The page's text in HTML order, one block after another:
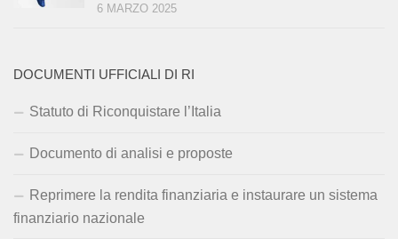
6 MARZO 2025
DOCUMENTI UFFICIALI DI RI
Statuto di Riconquistare l’Italia
Documento di analisi e proposte
Reprimere la rendita finanziaria e instaurare un sistema
finanziario nazionale